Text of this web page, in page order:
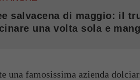
salvacena di maggio: il
una volta sola e
una famosissima azienda